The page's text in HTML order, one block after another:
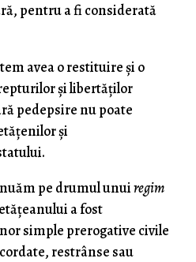
pentru a fi considerată
avea o restituire şi o
şi libertăţilor
pedepsire nu poate
şi
pe drumul unuiregim
a fost
simple prerogative civile
restrânse sau